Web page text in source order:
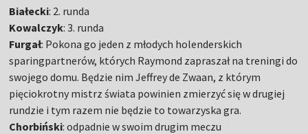
Białecki: 2. runda
Kowalczyk: 3. runda
Furgał: Pokona go jeden z młodych holenderskich
sparingpartnerów, których Raymond zapraszał na treningi do
swojego domu. Będzie nim Jeffrey de Zwaan, z którym
pięciokrotny mistrz świata powinien zmierzyć się w drugiej
rundzie i tym razem nie będzie to towarzyska gra.
Chorbiński: odpadnie w swoim drugim meczu